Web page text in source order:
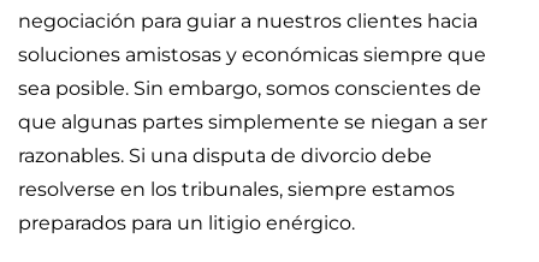
negociación para guiar a nuestros clientes hacia
soluciones amistosas y económicas siempre que
sea posible. Sin embargo, somos conscientes de
que algunas partes simplemente se niegan a ser
razonables. Si una disputa de divorcio debe
resolverse en los tribunales, siempre estamos
preparados para un litigio enérgico.